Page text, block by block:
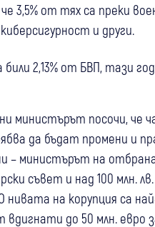
от тях са преки
и други.
2,13% от БВП, тази
министърът посочи, че
да бъдат промени и
– министърът на
съвет и над 100 млн.
нивата на корупция са
до 50 млн. евро